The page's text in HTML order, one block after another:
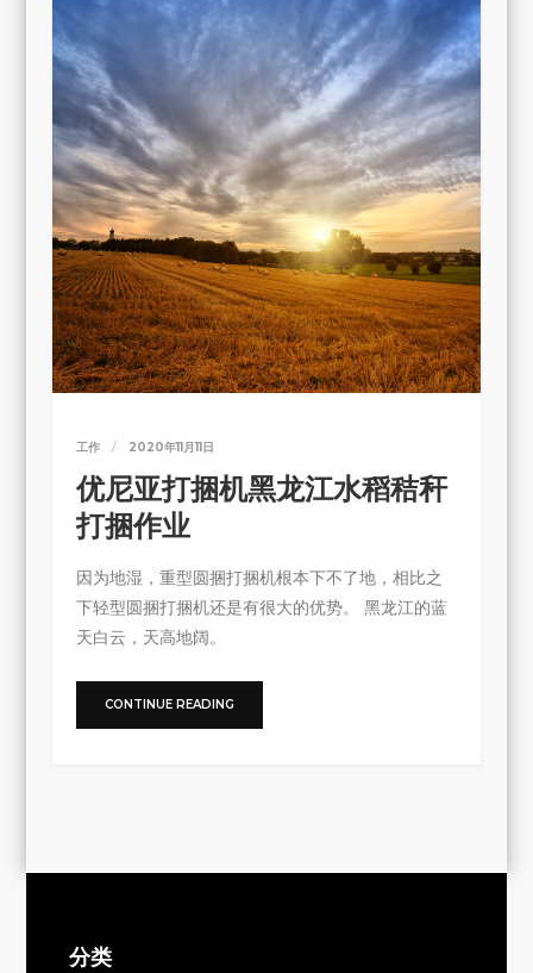
工作 2020年11月11日
优尼亚打捆机黑龙江水稻秸秆
打捆作业
因为地湿，重型圆捆打捆机根本下不了地，相比之
下轻型圆捆打捆机还是有很大的优势。 黑龙江的蓝
天白云，天高地阔。
CONTINUE READING
分类